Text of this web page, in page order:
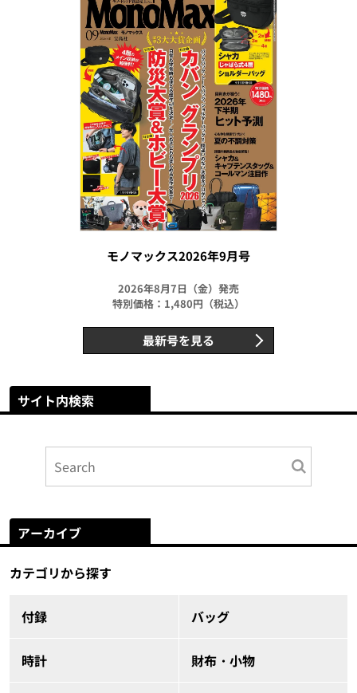
モノマックス2026年9月号
2026年8月7日（金）発売
特別価格：1,480円（税込）
最新号を見る
サイト内検索
アーカイブ
カテゴリから探す
付録 バッグ
時計 財布・小物